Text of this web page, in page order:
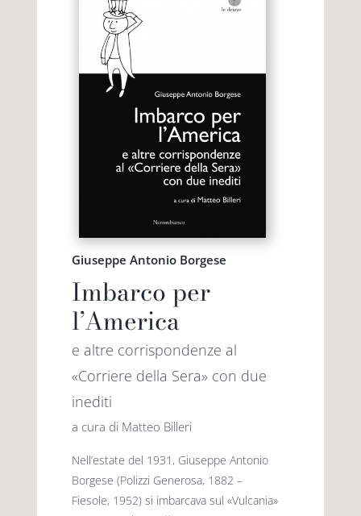
Giuseppe Antonio Borgese
Imbarco per
l’America
e altre corrispondenze al
«Corriere della Sera» con due
inediti
a cura di Matteo Billeri
Nell’estate del 1931, Giuseppe Antonio
Borgese (Polizzi Generosa, 1882 –
Fiesole, 1952) si imbarcava sul «Vulcania»